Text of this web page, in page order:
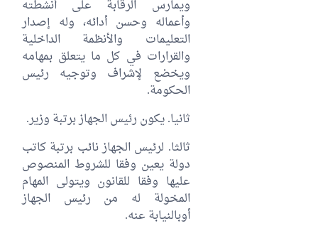
ويمارس الرقابة على أنشطته
وأعماله وحسن أدائه، وله إصدار
التعليمات والأنظمة الداخلية
والقرارات في كل ما يتعلق بمهامه
ويخضع لإشراف وتوجيه رئيس
الحكومة.
ثانيا. يكون رئيس الجهاز برتبة وزير.
ثالثا. لرئيس الجهاز نائب برتبة كاتب
دولة يعين وفقا للشروط المنصوص
عليها وفقا للقانون ويتولى المهام
المخولة له من رئيس الجهاز
أوبالنيابة عنه.